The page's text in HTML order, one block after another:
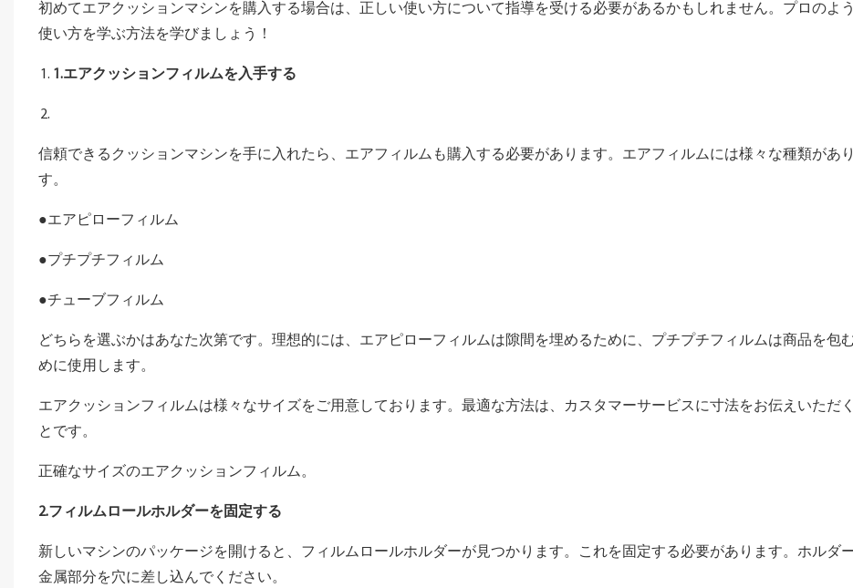
初めてエアクッションマシンを購入する場合は、正しい使い方について指導を受ける必要があるかもしれません。プロのよ
使い方を学ぶ方法を学びましょう！
1.エアクッションフィルムを入手する
信頼できるクッションマシンを手に入れたら、エアフィルムも購入する必要があります。エアフィルムには様々な種類があ
す。
●エアピローフィルム
●プチプチフィルム
●チューブフィルム
どちらを選ぶかはあなた次第です。理想的には、エアピローフィルムは隙間を埋めるために、プチプチフィルムは商品を包
めに使用します。
エアクッションフィルムは様々なサイズをご用意しております。最適な方法は、カスタマーサービスに寸法をお伝えいただ
とです。
正確なサイズのエアクッションフィルム。
2.フィルムロールホルダーを固定する
新しいマシンのパッケージを開けると、フィルムロールホルダーが見つかります。これを固定する必要があります。ホルダ
金属部分を穴に差し込んでください。